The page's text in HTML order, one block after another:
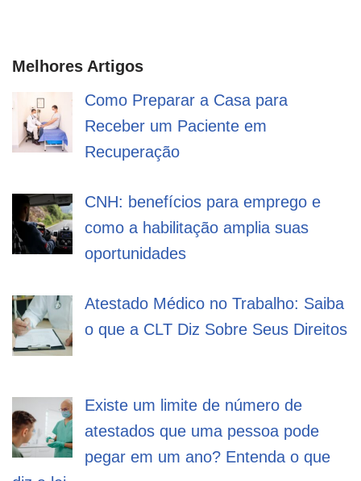
Melhores Artigos
Como Preparar a Casa para
Receber um Paciente em
Recuperação
CNH: benefícios para emprego e
como a habilitação amplia suas
oportunidades
Atestado Médico no Trabalho: Saiba
o que a CLT Diz Sobre Seus Direitos
Existe um limite de número de
atestados que uma pessoa pode
pegar em um ano? Entenda o que